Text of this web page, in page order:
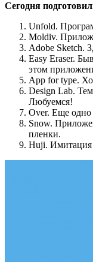
Сегодня
Unfold.
Moldiv.
Adobe Sketch.
Easy Eraser.
этом
App for type.
Design Lab.
Любуемся!
Over. Еще
Snow.
пленки.
Huji. Имитация